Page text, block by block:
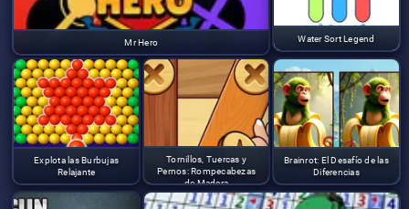
Mr Hero Water Sort Legend
Explota las Burbujas
Relajante
Tornillos, Tuercas y
Pernos: Rompecabezas
de Madera
Brainrot: El Desafío de las
Diferencias